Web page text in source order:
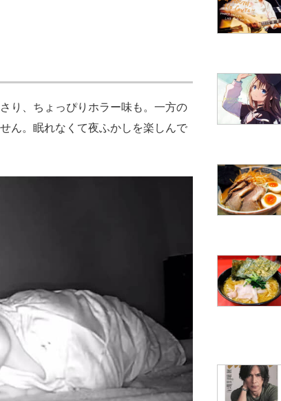
り、ちょっぴりホラー味も。一方の
ん。眠れなくて夜ふかしを楽しんで